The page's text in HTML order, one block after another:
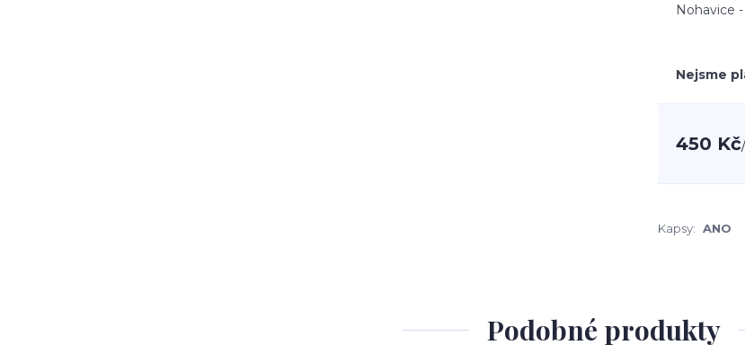
Nohavice
Nejsme
450 Kč/
Kapsy: ANO
Podobné produkty